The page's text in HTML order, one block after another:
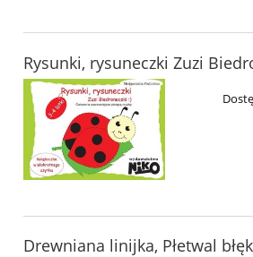
Rysunki, rysuneczki Zuzi
Drewniana linijka, Płetwal